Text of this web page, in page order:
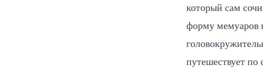
который сам
форму мемуаров
путешествует по